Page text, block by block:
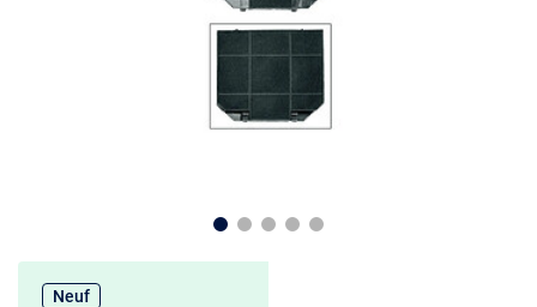
Neuf